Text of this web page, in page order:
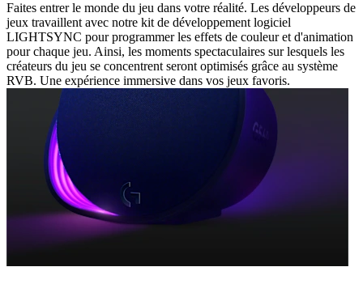
Faites entrer le monde du jeu dans votre réalité. Les développeurs de
jeux travaillent avec notre kit de développement logiciel
LIGHTSYNC pour programmer les effets de couleur et d'animation
pour chaque jeu. Ainsi, les moments spectaculaires sur lesquels les
créateurs du jeu se concentrent seront optimisés grâce au système
RVB. Une expérience immersive dans vos jeux favoris.